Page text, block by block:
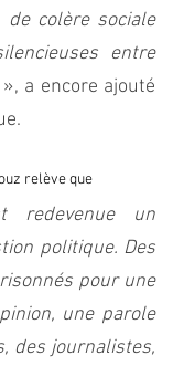
de colère sociale
entre
», a encore ajouté
relève que
un
politique. Des
pour une
une parole
des journalistes,